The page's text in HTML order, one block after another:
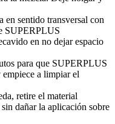
en sentido transversal con
SUPERPLUS
en no dejar espacio
para que SUPERPLUS
a limpiar el
retire el material
dañar la aplicación sobre